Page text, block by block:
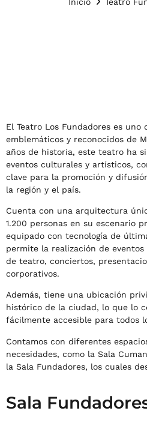
El Teatro Los Fundadores es uno
emblemáticos y reconocidos de
años de historia, este teatro ha
eventos culturales y artísticos,
clave para la promoción y
la región y el país.
Cuenta con una arquitectura
1.200 personas en su escenario
equipado con tecnología de
permite la realización de
de teatro, conciertos,
corporativos.
Además, tiene una ubicación
histórico de la ciudad, lo que lo
fácilmente accesible para todos
Contamos con diferentes
necesidades, como la Sala
la Sala Fundadores, los cuales
Sala